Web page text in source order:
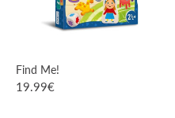
Find Me!
19.99€